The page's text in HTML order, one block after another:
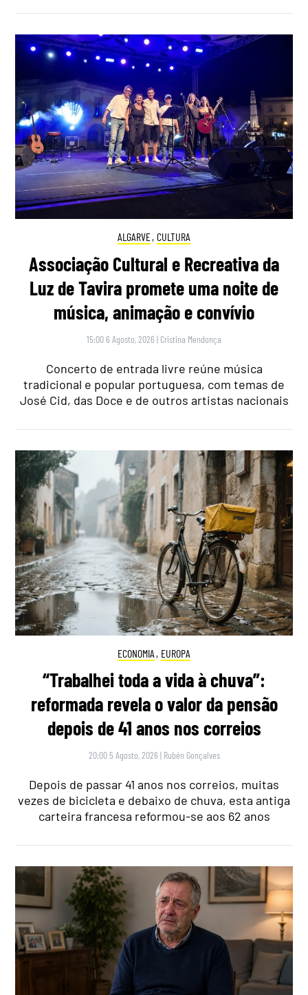
ALGARVE, CULTURA
Associação Cultural e Recreativa da
Luz de Tavira promete uma noite de
música, animação e convívio
15:00 6 Agosto, 2026 | Cristina Mendonça
Concerto de entrada livre reúne música
tradicional e popular portuguesa, com temas de
José Cid, das Doce e de outros artistas nacionais
ECONOMIA , EUROPA
“Trabalhei toda a vida à chuva”:
reformada revela o valor da pensão
depois de 41 anos nos correios
20:00 5 Agosto, 2026 | Rubén Gonçalves
Depois de passar 41 anos nos correios, muitas
vezes de bicicleta e debaixo de chuva, esta antiga
carteira francesa reformou-se aos 62 anos